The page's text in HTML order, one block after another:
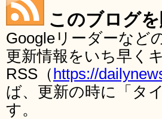
このブログ
Googleリーダーなど
更新情報をいち早く
RSS（ https://
ば、更新の時に「タ
す。